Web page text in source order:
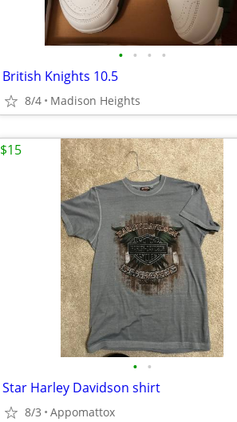
• • • •
British Knights 10.5
8/4 Madison Heights
• •
Star Harley Davidson shirt
8/3 Appomattox
$15